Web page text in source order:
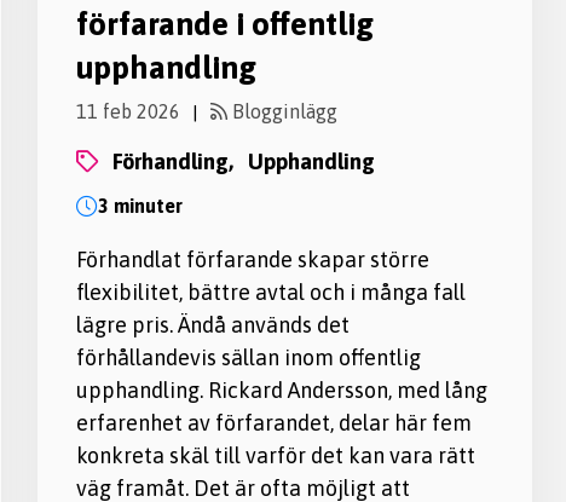
förfarande i offentlig
upphandling
11 feb 2026 | Blogginlägg
förhandling, upphandling
3 minuter
Förhandlat förfarande skapar större
flexibilitet, bättre avtal och i många fall
lägre pris. Ändå används det
förhållandevis sällan inom offentlig
upphandling. Rickard Andersson, med lång
erfarenhet av förfarandet, delar här fem
konkreta skäl till varför det kan vara rätt
väg framåt. Det är ofta möjligt att